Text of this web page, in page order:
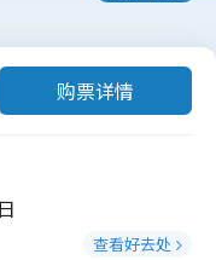
购票详情
查看好去处